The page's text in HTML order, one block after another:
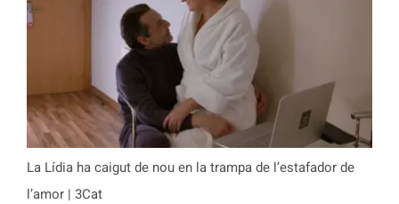
La Lídia ha caigut de nou en la trampa de l’estafador de
l’amor | 3Cat